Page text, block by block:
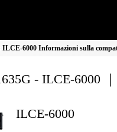
ILCE-6000 Informazioni sulla
- ILCE-6000
ILCE-6000